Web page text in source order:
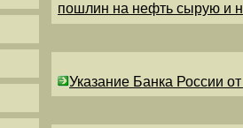
пошлин на нефть сырую и
Указание Банка России